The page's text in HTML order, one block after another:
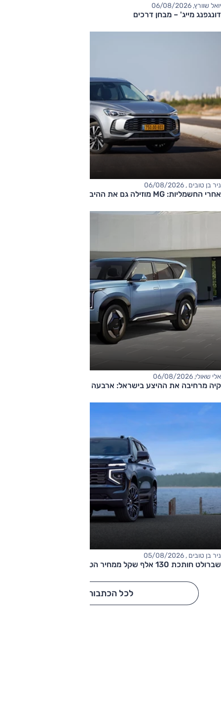
יואל שוורץ, 06/08/2026
דונגפנג מייג' – מבחן דרכים
ניר בן טובים , 06/08/2026
אחרי החשמליות: MG מוזילה גם את ההיברידיות
אלי שאולי, 06/08/2026
קיה מרחיבה את ההיצע בישראל: ארבעה דגמים חדשים בדרך
ניר בן טובים , 05/08/2026
שברולט חותכת 130 אלף שקל ממחיר הטאהו
לכל הכתבות